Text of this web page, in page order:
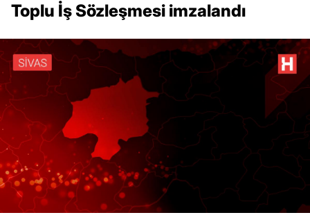
Toplu İş Sözleşmesi imzalandı